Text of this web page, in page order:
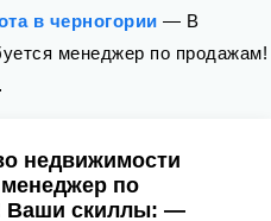
в черногории — В
менеджер по продажам!
недвижимости
менеджер по
Ваши скиллы: —